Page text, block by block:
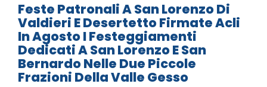
Feste Patronali A San Lorenzo Di
Valdieri E Desertetto Firmate Acli
In Agosto I Festeggiamenti
Dedicati A San Lorenzo E San
Bernardo Nelle Due Piccole
Frazioni Della Valle Gesso